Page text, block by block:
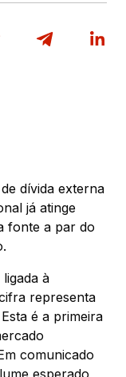
dívida externa
já atinge
fonte a par do
à
representa
é a primeira
comunicado
esperado